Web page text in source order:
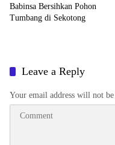
Babinsa Bersihkan Pohon
Tumbang di Sekotong
Leave a Reply
Your email address will not